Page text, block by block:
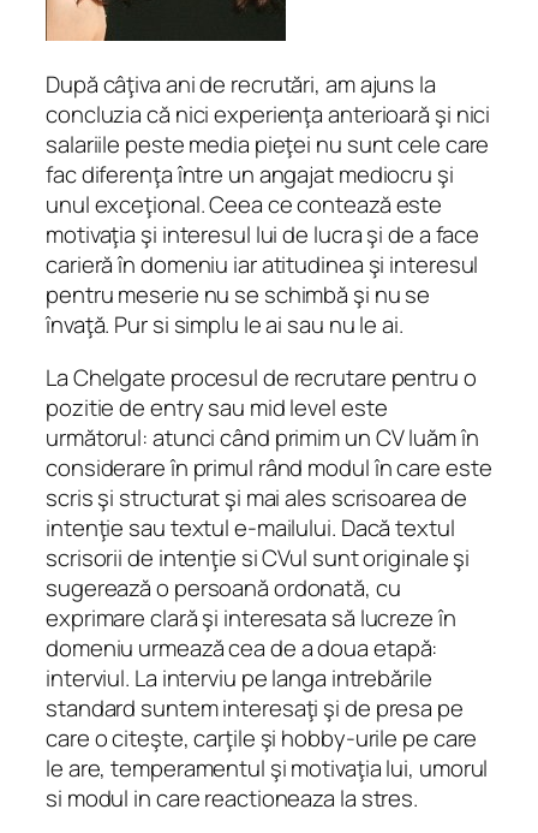
După câţiva ani de recrutări, am ajuns la
concluzia că nici experienţa anterioară şi nici
salariile peste media pieţei nu sunt cele care
fac diferenţa între un angajat mediocru şi
unul exceţional. Ceea ce contează este
motivaţia şi interesul lui de lucra şi de a face
carieră în domeniu iar atitudinea şi interesul
pentru meserie nu se schimbă şi nu se
învaţă. Pur si simplu le ai sau nu le ai.
La Chelgate procesul de recrutare pentru o
pozitie de entry sau mid level este
următorul: atunci când primim un CV luăm în
considerare în primul rând modul în care este
scris şi structurat şi mai ales scrisoarea de
intenţie sau textul e-mailului. Dacă textul
scrisorii de intenţie si CVul sunt originale şi
sugerează o persoană ordonată, cu
exprimare clară şi interesata să lucreze în
domeniu urmează cea de a doua etapă:
interviul. La interviu pe langa intrebările
standard suntem interesaţi şi de presa pe
care o citeşte, carţile şi hobby-urile pe care
le are, temperamentul şi motivaţia lui, umorul
si modul in care reactioneaza la stres.